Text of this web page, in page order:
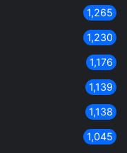
1,265
1,230
1,176
1,139
1,138
1,045